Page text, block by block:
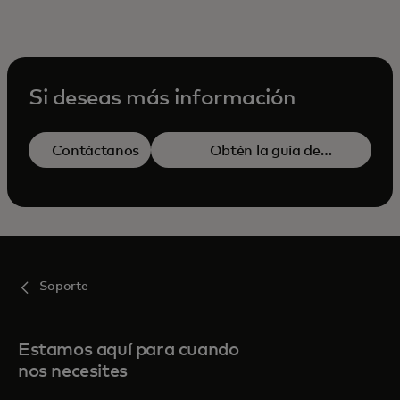
Si deseas más información
Contáctanos
Obtén la guía de
Soporte
Estamos aquí para cuando
nos necesites